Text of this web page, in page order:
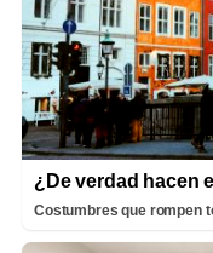
¿De verdad hacen
Costumbres que rompen